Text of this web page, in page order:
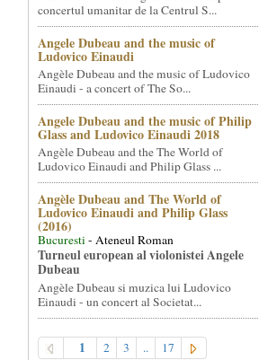
concertul umanitar de la Centrul S...
Angele Dubeau and the music of
Ludovico Einaudi
Angèle Dubeau and the music of Ludovico
Einaudi - a concert of The So...
Angele Dubeau and the music of Philip
Glass and Ludovico Einaudi 2018
Angèle Dubeau and the The World of
Ludovico Einaudi and Philip Glass ...
Angèle Dubeau and The World of
Ludovico Einaudi and Philip Glass
(2016)
Bucuresti- Ateneul Roman
Turneul european al violonistei Angele
Dubeau
Angèle Dubeau si muzica lui Ludovico
Einaudi - un concert al Societat...
1 2 3 .. 17